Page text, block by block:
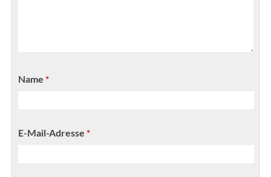
Name *
E-Mail-Adresse *